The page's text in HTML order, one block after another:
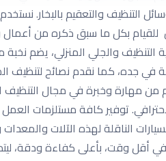
التنظيف والتعقيم بالبخار.
بكل ما سبق ذكره من
والجلي المنزلي، يضم نخبة
جده، كما نقدم نصائح لتنظيف
من مهارة وخبرة في مجال
توفير كافة مستلزمات
الناقلة لهذه الآلات
في أقل وقت، بأعلى كفاءة ودقة،